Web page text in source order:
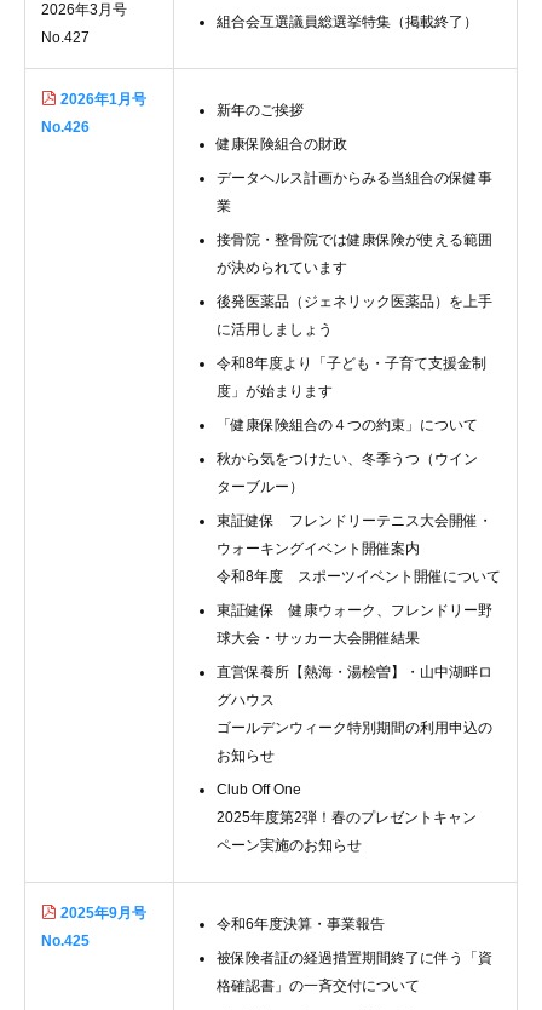
2026年3月号
No.427
組合会互選議員総選挙特集（掲載終了）
2026年1月号
No.426
新年のご挨拶
健康保険組合の財政
データヘルス計画からみる当組合の保健事
業
接骨院・整骨院では健康保険が使える範囲
が決められています
後発医薬品（ジェネリック医薬品）を上手
に活用しましょう
令和8年度より「子ども・子育て支援金制
度」が始まります
「健康保険組合の４つの約束」について
秋から気をつけたい、冬季うつ（ウイン
ターブルー）
東証健保 フレンドリーテニス大会開催・
ウォーキングイベント開催案内
令和8年度 スポーツイベント開催について
東証健保 健康ウォーク、フレンドリー野
球大会・サッカー大会開催結果
直営保養所【熱海・湯桧曽】・山中湖畔ロ
グハウス
ゴールデンウィーク特別期間の利用申込の
お知らせ
Club Off One
2025年度第2弾！春のプレゼントキャン
ペーン実施のお知らせ
2025年9月号
No.425
令和6年度決算・事業報告
被保険者証の経過措置期間終了に伴う「資
格確認書」の一斉交付について